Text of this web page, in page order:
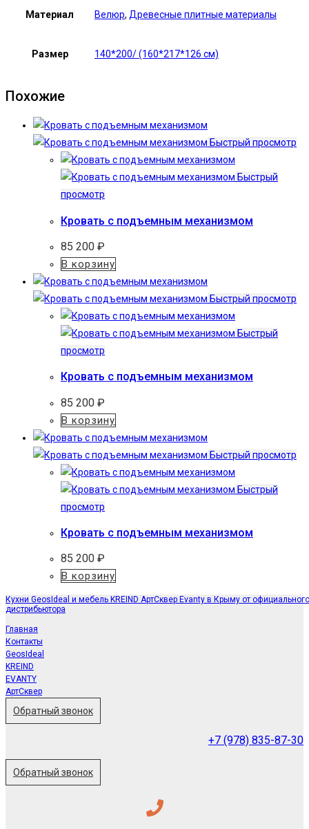
Материал Велюр, Древесные плитные материалы
Размер 140*200/ (160*217*126 см)
Похожие
Быстрый просмотр
Быстрый
просмотр
Кровать с подъемным механизмом
85 200 ₽
В корзину
Быстрый просмотр
Быстрый
просмотр
Кровать с подъемным механизмом
85 200 ₽
В корзину
Быстрый просмотр
Быстрый
просмотр
Кровать с подъемным механизмом
85 200 ₽
В корзину
Кухни GeosIdeal и мебель KREIND АртСквер Evanty в Крыму от официального
дистрибьютора
Главная
Контакты
GeosIdeal
KREIND
EVANTY
АртСквер
Обратный звонок
+7 (978) 835-87-30
Обратный звонок